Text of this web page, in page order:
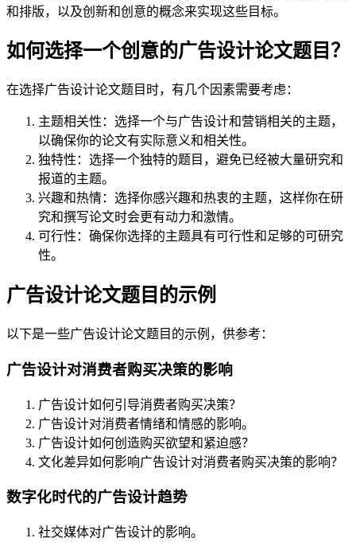
和排版，以及创新和创意的概念来实现这些目标。
如何选择一个创意的广告设计论文题目？
在选择广告设计论文题目时，有几个因素需要考虑：
主题相关性：选择一个与广告设计和营销相关的主题，
以确保你的论文有实际意义和相关性。
独特性：选择一个独特的题目，避免已经被大量研究和
报道的主题。
兴趣和热情：选择你感兴趣和热衷的主题，这样你在研
究和撰写论文时会更有动力和激情。
可行性：确保你选择的主题具有可行性和足够的可研究
性。
广告设计论文题目的示例
以下是一些广告设计论文题目的示例，供参考：
广告设计对消费者购买决策的影响
广告设计如何引导消费者购买决策？
广告设计对消费者情绪和情感的影响。
广告设计如何创造购买欲望和紧迫感？
文化差异如何影响广告设计对消费者购买决策的影响？
数字化时代的广告设计趋势
社交媒体对广告设计的影响。